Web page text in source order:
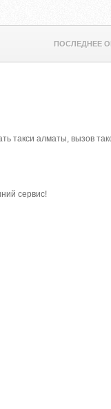
ПОСЛЕДНЕЕ
такси алматы, вызов
сервис!